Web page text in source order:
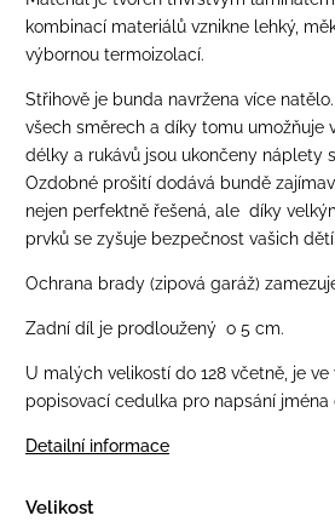
kombinací materiálů vznikne lehký,
výbornou termoizolací.
Střihově je bunda navržena více
všech směrech a díky tomu umožňuje
délky a rukávů jsou ukončeny náplety
Ozdobné prošití dodává bundě
nejen perfektně řešená, ale díky
prvků se zyšuje bezpečnost vašich dětí.
Ochrana brady (zipová garáž)
Zadní díl je prodloužený o 5 cm.
U malých velikostí do 128 včetně, je
popisovací cedulka pro napsání jména
Detailní informace
Velikost